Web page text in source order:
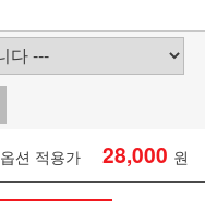
옵션 적용가 28,000 원